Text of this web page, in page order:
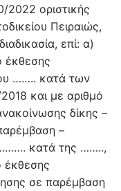
2022 οριστικής
Πειραιώς,
επί: α)
έκθεσης
…….. κατά των
και με αριθμό
δίκης –
–
κατά της ……..,
έκθεσης
σε παρέμβαση